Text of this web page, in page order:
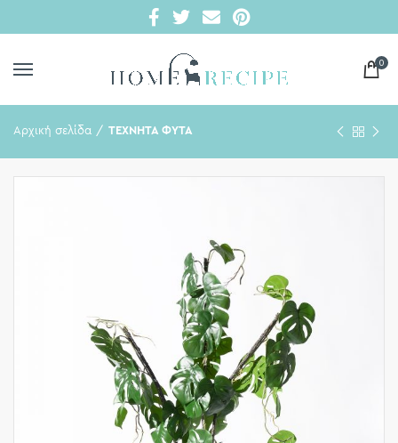
0
Αρχική σελίδα ΤΕΧΝΗΤΑ ΦΥΤΑ